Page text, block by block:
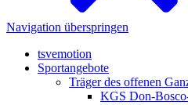
Navigation überspringen
tsvemotion
Sportangebote
Träger des offenen
KGS Don-